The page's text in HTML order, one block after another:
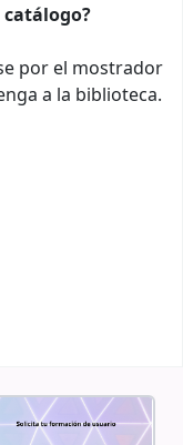
por el mostrador
a la biblioteca.